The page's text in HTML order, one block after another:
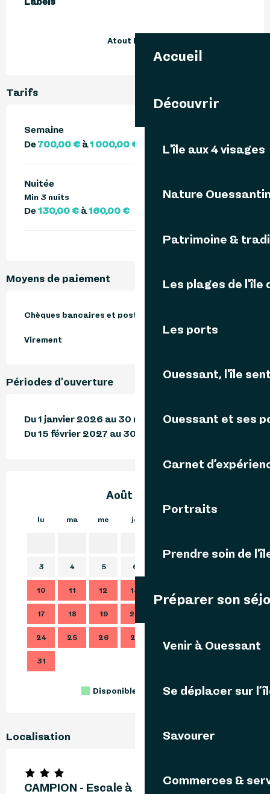
Accueil
Découvrir
L'île aux 4 visages
Nature
Patrimoine &
Les plages de l'île
Les ports
Ouessant, l'île
Ouessant et ses
Carnet
Portraits
Prendre soin de
Préparer son
Venir à Ouessant
Se déplacer sur
Savourer
Commerces &
Atout France
Tarifs
Semaine
De700,00 € à1 000,00 €
Nuitée
Min 3 nuits
De130,00 € à160,00 €
Moyens de paiement
Chèques bancaires et postaux
Virement
Périodes d'ouverture
Du 1 janvier 2026 au 30 novembre 2026
Du 15 février 2027 au 30 novembre 2027
Août 2026
lu ma me je
3 4 5 6
10 11 12 13
17 18 19 20
24 25 26 27
31
Disponible Complet Fermé
Localisation
CAMPION - Escale à Korz